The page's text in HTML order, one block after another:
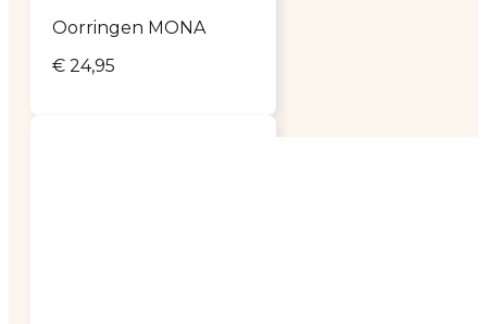
Oorringen MONA
€ 24,95